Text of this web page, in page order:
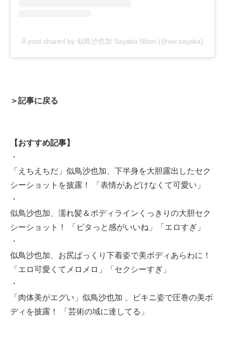
A post shared by 似鳥沙也加 Sayaka Nitori (@uw.sayaka)
＞記事に戻る
【おすすめ記事】
・
「えちえちだ」似鳥沙也加、下半身を大胆露出したセク
シーショットを披露！ 「表情があどけなくて可愛い」
・
似鳥沙也加、濡れ髪＆ボディラインくっきりの大胆セク
シーショット！ 「ピタっと感がいいね」「エロすぎ」
・
似鳥沙也加、お尻ぱっくり下着姿で美ボディあらわに！
「エロ可愛くてメロメロ」「セクシーすぎ」
・
「肉体美がエグい」似鳥沙也加 、ビキニ姿で圧巻の美ボ
ディを披露！ 「芸術の域に達してる」